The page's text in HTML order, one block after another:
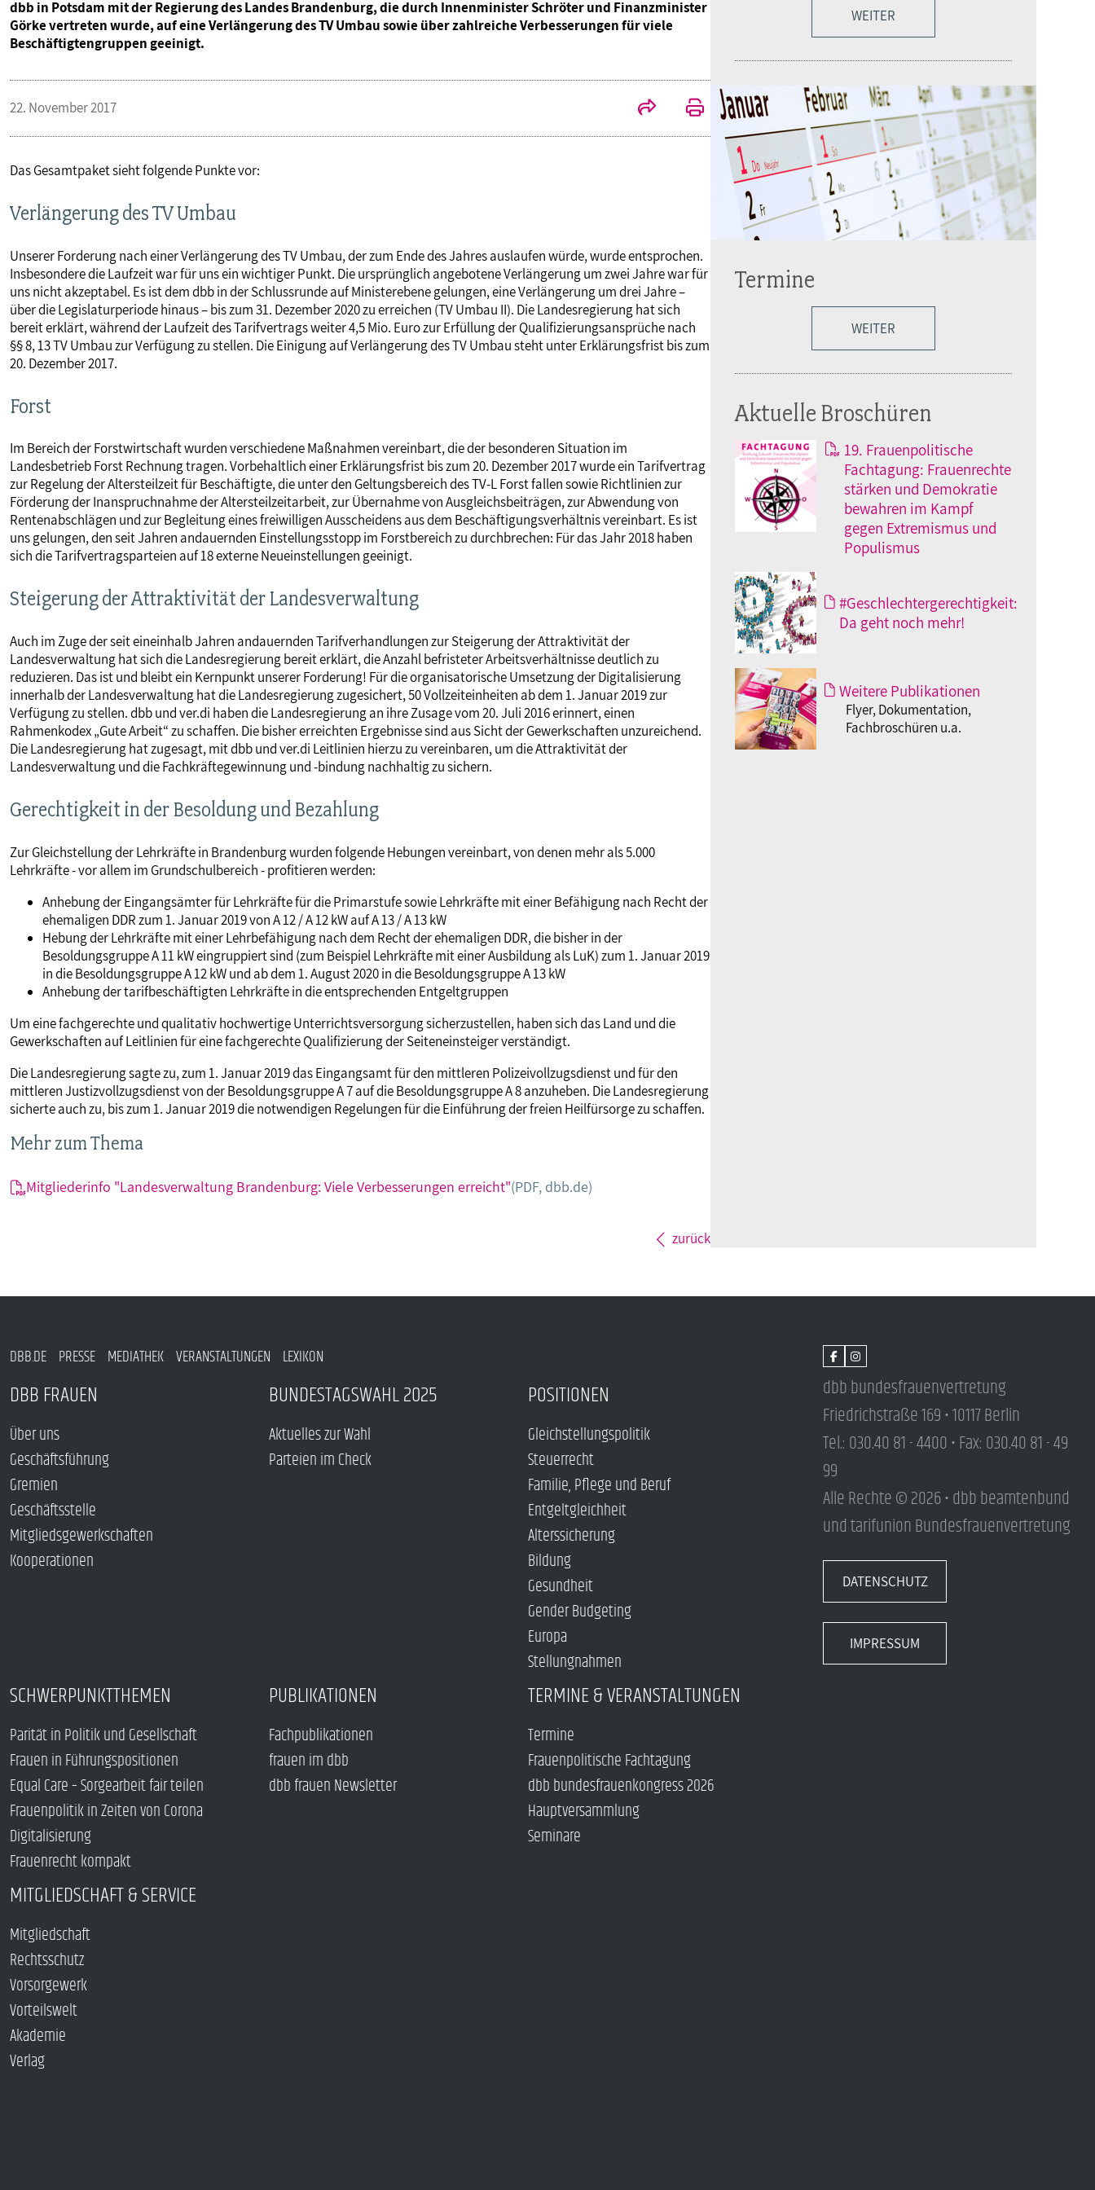
dbb in Potsdam mit der Regierung des Landes Brandenburg, die durch Innenminister Schröter und Finanzminister
Görke vertreten wurde, auf eine Verlängerung des TV Umbau sowie über zahlreiche Verbesserungen für viele
Beschäftigtengruppen geeinigt.
22. November 2017
Das Gesamtpaket sieht folgende Punkte vor:
Verlängerung des TV Umbau
Unserer Forderung nach einer Verlängerung des TV Umbau, der zum Ende des Jahres auslaufen würde, wurde entsprochen.
Insbesondere die Laufzeit war für uns ein wichtiger Punkt. Die ursprünglich angebotene Verlängerung um zwei Jahre war für
uns nicht akzeptabel. Es ist dem dbb in der Schlussrunde auf Ministerebene gelungen, eine Verlängerung um drei Jahre –
über die Legislaturperiode hinaus – bis zum 31. Dezember 2020 zu erreichen (TV Umbau II). Die Landesregierung hat sich
bereit erklärt, während der Laufzeit des Tarifvertrags weiter 4,5 Mio. Euro zur Erfüllung der Qualifizierungsansprüche nach
§§ 8, 13 TV Umbau zur Verfügung zu stellen. Die Einigung auf Verlängerung des TV Umbau steht unter Erklärungsfrist bis zum
20. Dezember 2017.
Forst
Im Bereich der Forstwirtschaft wurden verschiedene Maßnahmen vereinbart, die der besonderen Situation im
Landesbetrieb Forst Rechnung tragen. Vorbehaltlich einer Erklärungsfrist bis zum 20. Dezember 2017 wurde ein Tarifvertrag
zur Regelung der Altersteilzeit für Beschäftigte, die unter den Geltungsbereich des TV-L Forst fallen sowie Richtlinien zur
Förderung der Inanspruchnahme der Altersteilzeitarbeit, zur Übernahme von Ausgleichsbeiträgen, zur Abwendung von
Rentenabschlägen und zur Begleitung eines freiwilligen Ausscheidens aus dem Beschäftigungsverhältnis vereinbart. Es ist
uns gelungen, den seit Jahren andauernden Einstellungsstopp im Forstbereich zu durchbrechen: Für das Jahr 2018 haben
sich die Tarifvertragsparteien auf 18 externe Neueinstellungen geeinigt.
Steigerung der Attraktivität der Landesverwaltung
Auch im Zuge der seit eineinhalb Jahren andauernden Tarifverhandlungen zur Steigerung der Attraktivität der
Landesverwaltung hat sich die Landesregierung bereit erklärt, die Anzahl befristeter Arbeitsverhältnisse deutlich zu
reduzieren. Das ist und bleibt ein Kernpunkt unserer Forderung! Für die organisatorische Umsetzung der Digitalisierung
innerhalb der Landesverwaltung hat die Landesregierung zugesichert, 50 Vollzeiteinheiten ab dem 1. Januar 2019 zur
Verfügung zu stellen. dbb und ver.di haben die Landesregierung an ihre Zusage vom 20. Juli 2016 erinnert, einen
Rahmenkodex „Gute Arbeit“ zu schaffen. Die bisher erreichten Ergebnisse sind aus Sicht der Gewerkschaften unzureichend.
Die Landesregierung hat zugesagt, mit dbb und ver.di Leitlinien hierzu zu vereinbaren, um die Attraktivität der
Landesverwaltung und die Fachkräftegewinnung und -bindung nachhaltig zu sichern.
Gerechtigkeit in der Besoldung und Bezahlung
Zur Gleichstellung der Lehrkräfte in Brandenburg wurden folgende Hebungen vereinbart, von denen mehr als 5.000
Lehrkräfte - vor allem im Grundschulbereich - profitieren werden:
Anhebung der Eingangsämter für Lehrkräfte für die Primarstufe sowie Lehrkräfte mit einer Befähigung nach Recht der
ehemaligen DDR zum 1. Januar 2019 von A 12 / A 12 kW auf A 13 / A 13 kW
Hebung der Lehrkräfte mit einer Lehrbefähigung nach dem Recht der ehemaligen DDR, die bisher in der
Besoldungsgruppe A 11 kW eingruppiert sind (zum Beispiel Lehrkräfte mit einer Ausbildung als LuK) zum 1. Januar 2019
in die Besoldungsgruppe A 12 kW und ab dem 1. August 2020 in die Besoldungsgruppe A 13 kW
Anhebung der tarifbeschäftigten Lehrkräfte in die entsprechenden Entgeltgruppen
Um eine fachgerechte und qualitativ hochwertige Unterrichtsversorgung sicherzustellen, haben sich das Land und die
Gewerkschaften auf Leitlinien für eine fachgerechte Qualifizierung der Seiteneinsteiger verständigt.
Die Landesregierung sagte zu, zum 1. Januar 2019 das Eingangsamt für den mittleren Polizeivollzugsdienst und für den
mittleren Justizvollzugsdienst von der Besoldungsgruppe A 7 auf die Besoldungsgruppe A 8 anzuheben. Die Landesregierung
sicherte auch zu, bis zum 1. Januar 2019 die notwendigen Regelungen für die Einführung der freien Heilfürsorge zu schaffen.
Mehr zum Thema
Mitgliederinfo "Landesverwaltung Brandenburg: Viele Verbesserungen erreicht"(PDF, dbb.de)
zurück
WEITER
Termine
WEITER
Aktuelle Broschüren
19. Frauenpolitische
Fachtagung: Frauenrechte
stärken und Demokratie
bewahren im Kampf
gegen Extremismus und
Populismus
#Geschlechtergerechtigkeit:
Da geht noch mehr!
Weitere Publikationen
Flyer, Dokumentation,
Fachbroschüren u.a.
DBB.DE PRESSE MEDIATHEK VERANSTALTUNGEN LEXIKON
DBB FRAUEN
Über uns
Geschäftsführung
Gremien
Geschäftsstelle
Mitgliedsgewerkschaften
Kooperationen
BUNDESTAGSWAHL 2025
Aktuelles zur Wahl
Parteien im Check
POSITIONEN
Gleichstellungspolitik
Steuerrecht
Familie, Pflege und Beruf
Entgeltgleichheit
Alterssicherung
Bildung
Gesundheit
Gender Budgeting
Europa
Stellungnahmen
SCHWERPUNKTTHEMEN
Parität in Politik und Gesellschaft
Frauen in Führungspositionen
Equal Care – Sorgearbeit fair teilen
Frauenpolitik in Zeiten von Corona
Digitalisierung
Frauenrecht kompakt
PUBLIKATIONEN
Fachpublikationen
frauen im dbb
dbb frauen Newsletter
TERMINE & VERANSTALTUNGEN
Termine
Frauenpolitische Fachtagung
dbb bundesfrauenkongress 2026
Hauptversammlung
Seminare
MITGLIEDSCHAFT & SERVICE
Mitgliedschaft
Rechtsschutz
Vorsorgewerk
Vorteilswelt
Akademie
Verlag
dbb bundesfrauenvertretung
Friedrichstraße 169 • 10117 Berlin
Tel.: 030.40 81 - 4400 • Fax: 030.40 81 - 49
99
Alle Rechte © 2026 • dbb beamtenbund
und tarifunion Bundesfrauenvertretung
DATENSCHUTZ
IMPRESSUM